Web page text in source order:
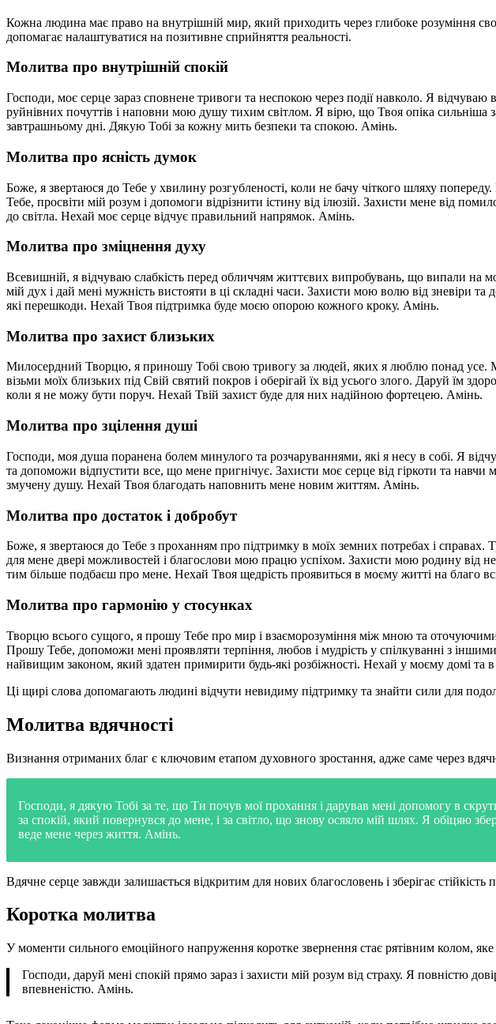
Кожна людина має право на внутрішній мир, який приходить через глибоке розуміння
допомагає налаштуватися на позитивне сприйняття реальності.
Молитва про внутрішній спокій
Господи, моє серце зараз сповнене тривоги та неспокою через події навколо. Я
руйнівних почуттів і наповни мою душу тихим світлом. Я вірю, що Твоя опіка сильніша
завтрашньому дні. Дякую Тобі за кожну мить безпеки та спокою. Амінь.
Молитва про ясність думок
Боже, я звертаюся до Тебе у хвилину розгубленості, коли не бачу чіткого шляху
Тебе, просвіти мій розум і допомоги відрізнити істину від ілюзій. Захисти мене від
до світла. Нехай моє серце відчує правильний напрямок. Амінь.
Молитва про зміцнення духу
Всевишній, я відчуваю слабкість перед обличчям життєвих випробувань, що випали на
мій дух і дай мені мужність вистояти в ці складні часи. Захисти мою волю від
які перешкоди. Нехай Твоя підтримка буде моєю опорою кожного кроку. Амінь.
Молитва про захист близьких
Милосердний Творцю, я приношу Тобі свою тривогу за людей, яких я люблю понад усе.
візьми моїх близьких під Свій святий покров і оберігай їх від усього злого. Даруй їм
коли я не можу бути поруч. Нехай Твій захист буде для них надійною фортецею. Амінь.
Молитва про зцілення душі
Господи, моя душа поранена болем минулого та розчаруваннями, які я несу в собі. Я
та допоможи відпустити все, що мене пригнічує. Захисти моє серце від гіркоти та
змучену душу. Нехай Твоя благодать наповнить мене новим життям. Амінь.
Молитва про достаток і добробут
Боже, я звертаюся до Тебе з проханням про підтримку в моїх земних потребах і
для мене двері можливостей і благослови мою працю успіхом. Захисти мою родину від
тим більше подбаєш про мене. Нехай Твоя щедрість проявиться в моєму житті на благо
Молитва про гармонію у стосунках
Творцю всього сущого, я прошу Тебе про мир і взаєморозуміння між мною та
Прошу Тебе, допоможи мені проявляти терпіння, любов і мудрість у спілкуванні з
найвищим законом, який здатен примирити будь-які розбіжності. Нехай у моєму домі та
Ці щирі слова допомагають людині відчути невидиму підтримку та знайти сили для
Молитва вдячності
Визнання отриманих благ є ключовим етапом духовного зростання, адже саме через
Господи, я дякую Тобі за те, що Ти почув мої прохання і дарував мені допомогу в
за спокій, який повернувся до мене, і за світло, що знову осяяло мій шлях. Я обіцяю
веде мене через життя. Амінь.
Вдячне серце завжди залишається відкритим для нових благословень і зберігає
Коротка молитва
У моменти сильного емоційного напруження коротке звернення стає рятівним колом,
Господи, даруй мені спокій прямо зараз і захисти мій розум від страху. Я повністю
впевненістю. Амінь.